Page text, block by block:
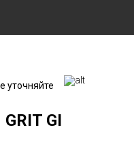
уточняйте
GI